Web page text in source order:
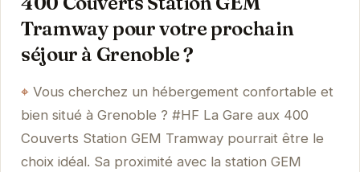
Tramway pour votre prochain
séjour à Grenoble ?
Vous cherchez un hébergement confortable et
bien situé à Grenoble ? #HF La Gare aux 400
Couverts Station GEM Tramway pourrait être le
choix idéal. Sa proximité avec la station GEM